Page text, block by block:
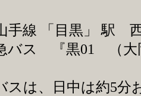
手線 「目黒」
バス 『黒01 （大
スは、日中は約5分